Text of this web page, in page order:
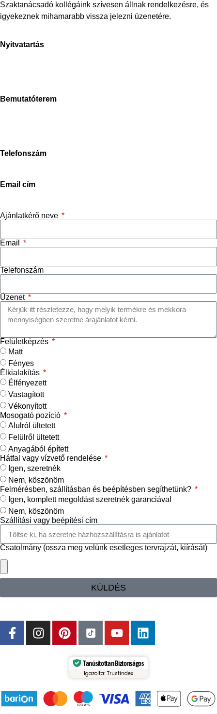
Szaktanácsadó kollégáink szívesen állnak rendelkezésre, és
igyekeznek mihamarabb vissza jelezni üzenetére.
Nyitvatartás
Bemutatóterem
Telefonszám
Email cím
Ajánlatkérő neve
Email
Telefonszám
Üzenet
Felületképzés
Matt
Fényes
Élkialakítás
Élfényezett
Vastagított
Vékonyított
Mosogató pozíció
Alulról ültetett
Felülről ültetett
Anyagából épített
Hátfal vagy vízvető rendelése
Igen, szeretnék
Nem, köszönöm
Felmérésben, szállításban és beépítésben segíthetünk?
Igen, komplett megoldást szeretnék garanciával
Nem, köszönöm
Szállítási vagy beépítési cím
Csatolmány (ossza meg velünk esetleges tervrajzát, kiírását)
KÜLDÉS
Tanúsítottan Biztonságos
Igazolta: Trustindex